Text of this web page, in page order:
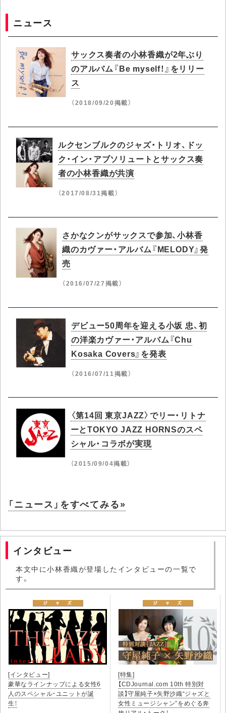
ニュース
サックス奏者の小林香織が2年ぶり
のアルバム『Be myself！』をリリー
ス
（2018/09/20掲載）
ルクセンブルクのジャズ・トリオ、ドッ
ク・イン・アブソリュートとサックス奏
者の小林香織が共演
（2017/08/31掲載）
さかなクンがサックスで参加、小林香
織のカヴァー・アルバム『MELODY』発
売
（2016/07/27掲載）
デビュー50周年を迎える小坂 忠、初
の洋楽カヴァー・アルバム『Chu
Kosaka Covers』を発表
（2016/07/11掲載）
〈第14回 東京JAZZ〉でリー・リトナ
ーとTOKYO JAZZ HORNSのスペ
シャル・コラボが実現
（2015/09/04掲載）
「ニュース」をすべてみる»
インタビュー
本文中に小林香織が登場したインタビューの一覧で
す。
[インタビュー]
豪華なラインナップによる女性6
人のスペシャル・ユニットが誕
生！
[特集]
【CDJournal.com 10th 特別対
談】守屋純子×矢野沙織“ジャズと
女性ミュージシャン”をめぐる奔